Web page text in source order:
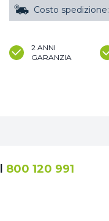
Costo spedizione:
2 ANNI
GARANZIA
800 120 991